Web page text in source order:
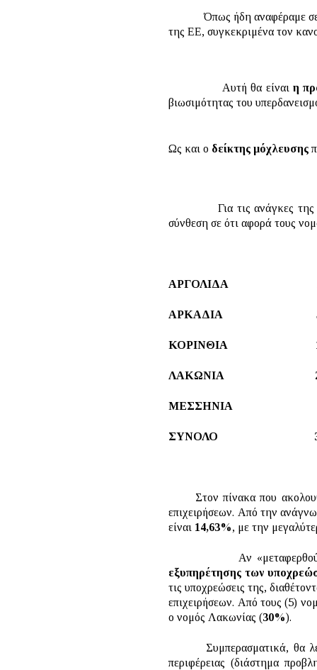
Όπως ήδη αναφέραμε σε
της ΕΕ, συγκεκριμένα τον
Αυτή θα είναι η
βιωσιμότητας του
Ως και ο δείκτης μόχλευσης
Για τις ανάγκες της
σύνθεση σε ότι αφορά τους
ΑΡΓΟΛΙΔΑ
ΑΡΚΑΔΙΑ
ΚΟΡΙΝΘΙΑ
ΛΑΚΩΝΙΑ
ΜΕΣΣΗΝΙΑ
ΣΥΝΟΛΟ
Στον πίνακα που
επιχειρήσεων. Από την
είναι 14,63%, με την
Αν «μεταφερθούμε»
εξυπηρέτησης των
τις υποχρεώσεις της,
επιχειρήσεων. Από τους (5)
ο νομός Λακωνίας (30%).
Συμπερασματικά, θα
περιφέρειας (διάστημα